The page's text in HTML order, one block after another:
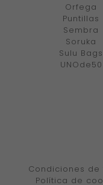
Orfega
Puntillas
Sembra
Soruka
Sulu Bags
UNOde50
Condiciones de
Política de